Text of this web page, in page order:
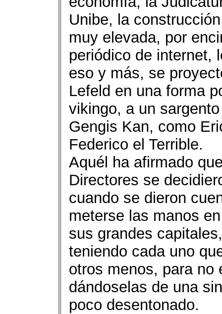
Unibe, la
muy elevada, por
periódico de internet,
eso y más, se
Lefeld en una forma
vikingo, a un
Gengis Kan, como
Federico el Terrible.
Aquél ha afirmado
Directores se
cuando se dieron
meterse las manos
sus grandes
teniendo cada uno
otros menos, para no
dándoselas de una
poco desentonado.